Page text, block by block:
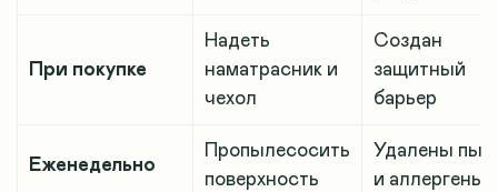
При покупке
Надеть
наматрасник и
чехол
Создан
защитный
барьер
Еженедельно
Пропылесосить
поверхность
Удалены
и аллергены